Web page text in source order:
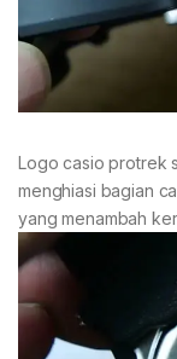
Logo casio protrek
menghiasi bagian
yang menambah